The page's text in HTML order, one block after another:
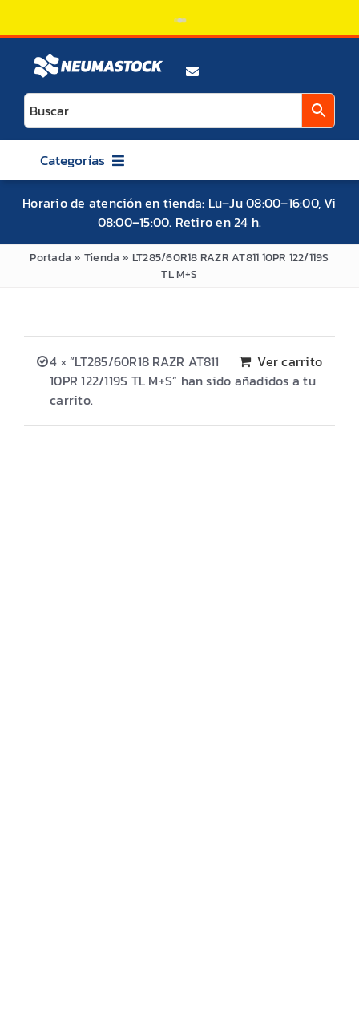
Saltar
contenido
Categorías
AUTO
CAMIONETA / SUV / 4X4
ATV / UTV / SXS
MITAS
MAXXIS
OFERTAS
Horario de atención en tienda: Lu–Ju 08:00–16:00, Vi
08:00–15:00. Retiro en 24 h.
Portada» Tienda» LT285/60R18 RAZR AT811 10PR 122/119S
TL M+S
Ver carrito
4 × “LT285/60R18 RAZR AT811
10PR 122/119S TL M+S” han sido añadidos a tu
carrito.